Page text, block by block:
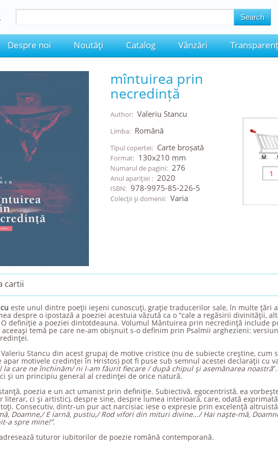
Despre noi Noutăţi Catalog Vânzări
mîntuirea prin
necredință
Author: Valeriu Stancu
Limba: Română
Tipul copertei: Carte broșată
Format: 130x210 mm
Numarul de pagini: 276
Anul apariţiei : 2020
ISBN: 978-9975-85-226-5
Colecţii şi domenii: Varia
cartii
este unul dintre poeţii ieşeni cunoscuţi, graţie traducerilor sale, în multe ţări
despre o ipostază a poeziei acestuia văzută ca o “cale a regăsirii divinităţii,
O definiţie a poeziei dintotdeauna. Volumul Mântuirea prin necredinţă include
temă pe care ne-am obişnuit s-o definim prin Psalmii arghezieni:
Stancu din acest grupaj de motive cristice (nu de subiecte creştine, cum
apar motivele credinţei în Hristos) pot fi puse sub semnul acestei declaraţii cu
la care ne închinăm/ ni l-am făurit fiecare / după chipul şi asemănarea noastră
şi un principiu general al credinţei de orice natură.
poezia e un act umanist prin definiţie. Subiectivă, egocentristă, ea
literar, ci şi artistic), despre sine, despre lumea interioară, care, odată
Consecutiv, dintr-un pur act narcisiac iese o expresie prin excelenţă
Doamne,/ E iarnă, pustiu,/ Rod vifori din mituri divine.../ Hai naşte-mă,
a spre mine!”.
tuturor iubitorilor de poezie română contemporană.